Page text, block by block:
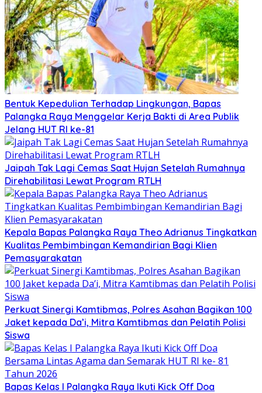
Bentuk Kepedulian Terhadap Lingkungan, Bapas
Palangka Raya Menggelar Kerja Bakti di Area Publik
Jelang HUT RI ke-81
Jaipah Tak Lagi Cemas Saat Hujan Setelah Rumahnya
Direhabilitasi Lewat Program RTLH
Kepala Bapas Palangka Raya Theo Adrianus Tingkatkan
Kualitas Pembimbingan Kemandirian Bagi Klien
Pemasyarakatan
Perkuat Sinergi Kamtibmas, Polres Asahan Bagikan 100
Jaket kepada Da’i, Mitra Kamtibmas dan Pelatih Polisi
Siswa
Bapas Kelas I Palangka Raya Ikuti Kick Off Doa